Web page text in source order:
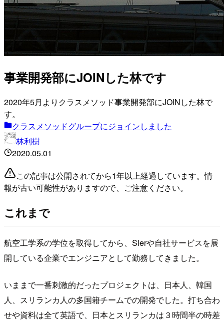
事業開発部にJOINした林です
2020年5月よりクラスメソッド事業開発部にJOINした林で
す。
クラスメソッドグループにジョインしました
林利樹
2020.05.01
この記事は公開されてから1年以上経過しています。情
報が古い可能性がありますので、ご注意ください。
これまで
航空工学系の学位を取得してから、SIerや自社サービスを展
開している企業でエンジニアとして勤務してきました。
いままで一番刺激的だったプロジェクトは、日本人、韓国
人、スリランカ人の多国籍チームでの開発でした。打ち合わ
せや資料は全て英語で、日本とスリランカは３時間半の時差